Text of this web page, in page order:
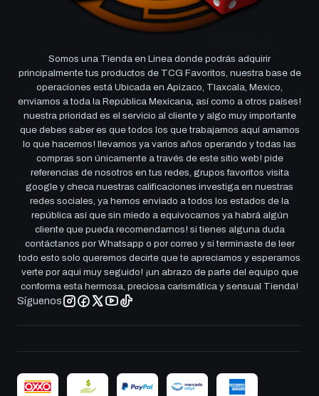
Somos una Tienda en Linea donde podrás adquirir
principalmente tus productos de TCG Favoritos, nuestra base de
operaciones está Ubicada en Apizaco, Tlaxcala, Mexico,
enviamos a toda la República Mexicana, así como a otros países!
nuestra prioridad es el servicio al cliente y algo muy importante
que debes saber es que todos los que trabajamos aquí amamos
lo que hacemos! llevamos ya varios años operando y todas las
compras son únicamente a través de este sitio web! pide
referencias de nosotros en tus redes, grupos favoritos visita
google y checa nuestras calificaciones investiga en nuestras
redes sociales, ya hemos enviado a todos los estados de la
república así que sin miedo a equivocarnos ya habrá algún
cliente que pueda recomendarnos! si tienes alguna duda
contáctanos por Whatsapp o por correo y si terminaste de leer
todo esto solo queremos decirte que te apreciamos y esperamos
verte por aqui muy seguido! ¡un abrazo de parte del equipo que
conforma esta hermosa, preciosa carismática y sensual Tienda!
Síguenos